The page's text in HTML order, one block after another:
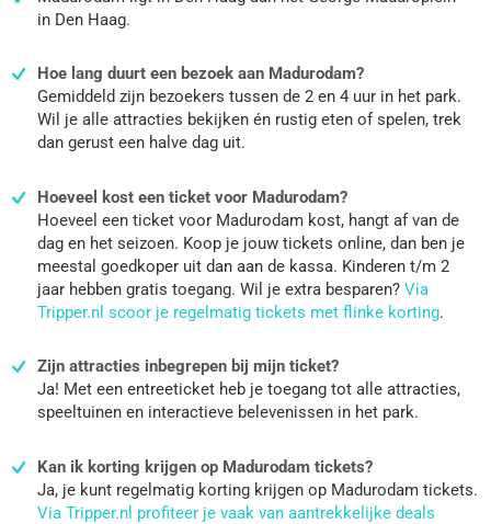
in Den Haag.
Hoe lang duurt een bezoek aan Madurodam?
Gemiddeld zijn bezoekers tussen de 2 en 4 uur in het park.
Wil je alle attracties bekijken én rustig eten of spelen, trek
dan gerust een halve dag uit.
Hoeveel kost een ticket voor Madurodam?
Hoeveel een ticket voor Madurodam kost, hangt af van de
dag en het seizoen. Koop je jouw tickets online, dan ben je
meestal goedkoper uit dan aan de kassa. Kinderen t/m 2
jaar hebben gratis toegang. Wil je extra besparen? Via
Tripper.nl scoor je regelmatig tickets met flinke korting.
Zijn attracties inbegrepen bij mijn ticket?
Ja! Met een entreeticket heb je toegang tot alle attracties,
speeltuinen en interactieve belevenissen in het park.
Kan ik korting krijgen op Madurodam tickets?
Ja, je kunt regelmatig korting krijgen op Madurodam tickets.
Via Tripper.nl profiteer je vaak van aantrekkelijke deals